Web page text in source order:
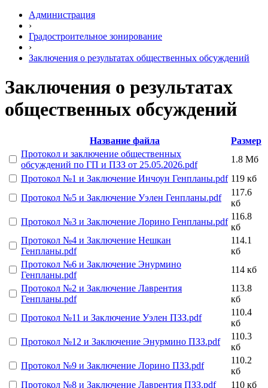
Администрация
›
Градостроительное зонирование
›
Заключения о результатах общественных обсуждений
Заключения о результатах
общественных обсуждений
Название файла
Размер
Протокол и заключение общественных
обсуждений по ГП и ПЗЗ от 25.05.2026.pdf
1.8 Мб
Протокол №1 и Заключение Инчоун Генпланы.pdf 119 кб
Протокол №5 и Заключение Уэлен Генпланы.pdf
117.6
кб
Протокол №3 и Заключение Лорино Генпланы.pdf
116.8
кб
Протокол №4 и Заключение Нешкан
Генпланы.pdf
114.1
кб
Протокол №6 и Заключение Энурмино
Генпланы.pdf
114 кб
Протокол №2 и Заключение Лаврентия
Генпланы.pdf
113.8
кб
Протокол №11 и Заключение Уэлен ПЗЗ.pdf
110.4
кб
Протокол №12 и Заключение Энурмино ПЗЗ.pdf
110.3
кб
Протокол №9 и Заключение Лорино ПЗЗ.pdf
110.2
кб
Протокол №8 и Заключение Лаврентия ПЗЗ.pdf
110 кб